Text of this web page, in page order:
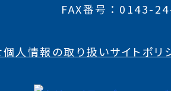
FAX番号
0143-
個人情報の取り扱いサイトポリ